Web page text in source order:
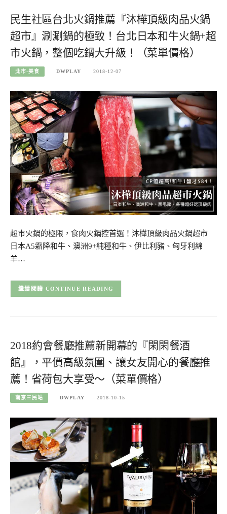
民生社區台北火鍋推薦『沐樺頂級肉品火鍋
超市』涮涮鍋的極致！台北日本和牛火鍋+超
市火鍋，整個吃鍋大升級！（菜單價格）
北市-美食 DWPLAY 2018-12-07
超市火鍋的極限，食肉火鍋控首選！沐樺頂級肉品火鍋超市
日本A5霜降和牛、澳洲9+純種和牛、伊比利豬、匈牙利綿
羊…
CONTINUE READING
2018約會餐廳推薦新開幕的『閑閑餐酒
館』，平價高級氛圍、讓女友開心的餐廳推
薦！省荷包大享受～（菜單價格）
南京三民站 DWPLAY 2018-10-15